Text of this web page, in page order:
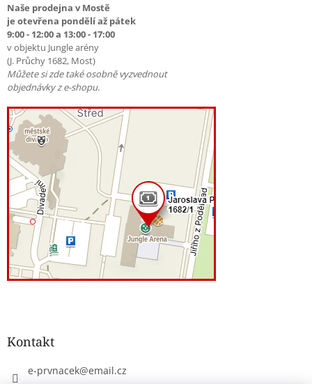
Naše prodejna v Mostě
je otevřena pondělí až pátek
9:00 - 12:00 a 13:00 - 17:00
v objektu Jungle arény
(J. Průchy 1682, Most)
Můžete si zde také osobně vyzvednout
objednávky z e-shopu.
Kontakt
e-prvnacek@email.cz